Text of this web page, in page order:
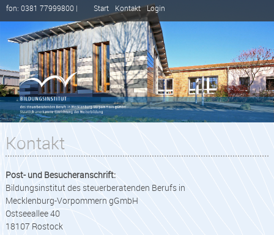
fon: 0381 77999800 | Start Kontakt Login
Kontakt
Post- und Besucheranschrift:
Bildungsinstitut des steuerberatenden Berufs in
Mecklenburg-Vorpommern gGmbH
Ostseeallee 40
18107 Rostock